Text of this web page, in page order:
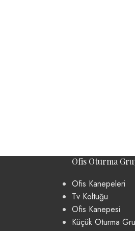
Ofis Oturma
Ofis Kanepeleri
Tv Koltuğu
Ofis Kanepesi
Küçük Oturma